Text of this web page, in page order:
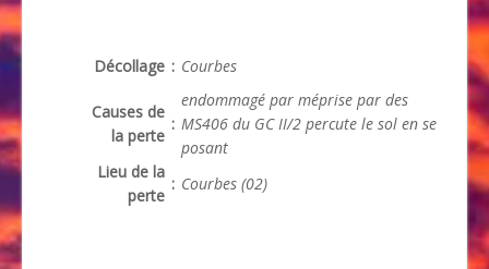
Décollage : Courbes
Causes de
la perte
:
endommagé par méprise par des
MS406 du GC II/2 percute le sol en se
posant
Lieu de la
perte
: Courbes (02)